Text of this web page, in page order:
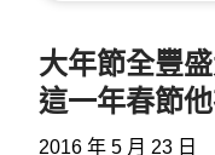
大年節全豐
這一年春節
2016 年 5 月 23 日